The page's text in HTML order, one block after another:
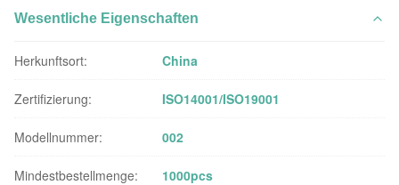
Wesentliche Eigenschaften
Herkunftsort: China
Zertifizierung: ISO14001/ISO19001
Modellnummer: 002
Mindestbestellmenge: 1000pcs